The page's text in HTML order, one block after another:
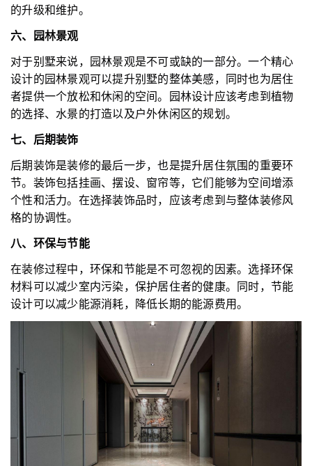
的升级和维护。
六、园林景观
对于别墅来说，园林景观是不可或缺的一部分。一个精心
设计的园林景观可以提升别墅的整体美感，同时也为居住
者提供一个放松和休闲的空间。园林设计应该考虑到植物
的选择、水景的打造以及户外休闲区的规划。
七、后期装饰
后期装饰是装修的最后一步，也是提升居住氛围的重要环
节。装饰包括挂画、摆设、窗帘等，它们能够为空间增添
个性和活力。在选择装饰品时，应该考虑到与整体装修风
格的协调性。
八、环保与节能
在装修过程中，环保和节能是不可忽视的因素。选择环保
材料可以减少室内污染，保护居住者的健康。同时，节能
设计可以减少能源消耗，降低长期的能源费用。